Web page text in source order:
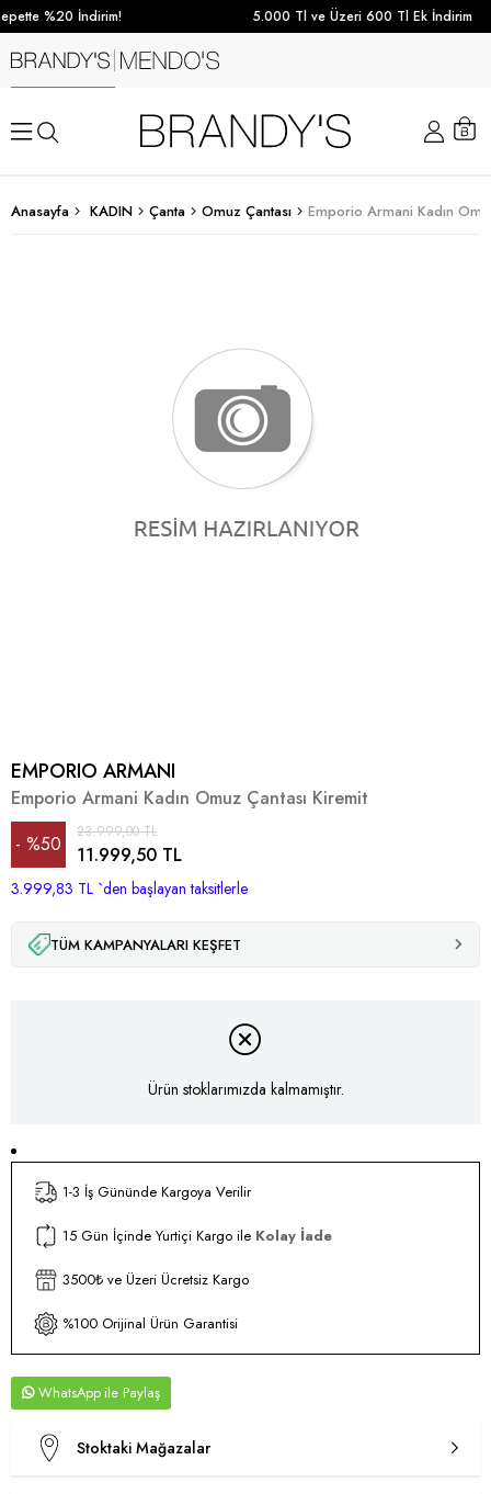
%20 İndirim! 5.000 Tl ve Üzeri 600 Tl Ek İndirim
Anasayfa KADIN Çanta Omuz Çantası Emporio Armani Kadın
EMPORIO ARMANI
Emporio Armani Kadın Omuz Çantası Kiremit
%50
İndirim
23.999,00 TL
11.999,50 TL
3.999,83 TL `den başlayan taksitlerle
TÜM KAMPANYALARI KEŞFET
Ürün stoklarımızda kalmamıştır.
1-3 İş Gününde Kargoya Verilir
15 Gün İçinde Yurtiçi Kargo ile Kolay İade
3500₺ ve Üzeri Ücretsiz Kargo
%100 Orijinal Ürün Garantisi
WhatsApp
Stoktaki Mağazalar